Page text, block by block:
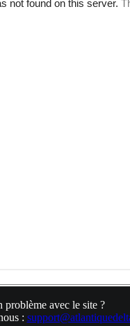
problème avec le site ?
: